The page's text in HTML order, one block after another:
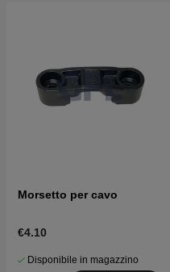
Morsetto per cavo
€4.10
Disponibile in magazzino